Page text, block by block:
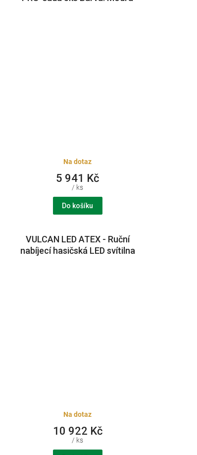
Na dotaz
5 941 Kč
/ ks
Do košíku
VULCAN LED ATEX - Ruční
nabíjecí hasičská LED svítilna
Na dotaz
10 922 Kč
/ ks